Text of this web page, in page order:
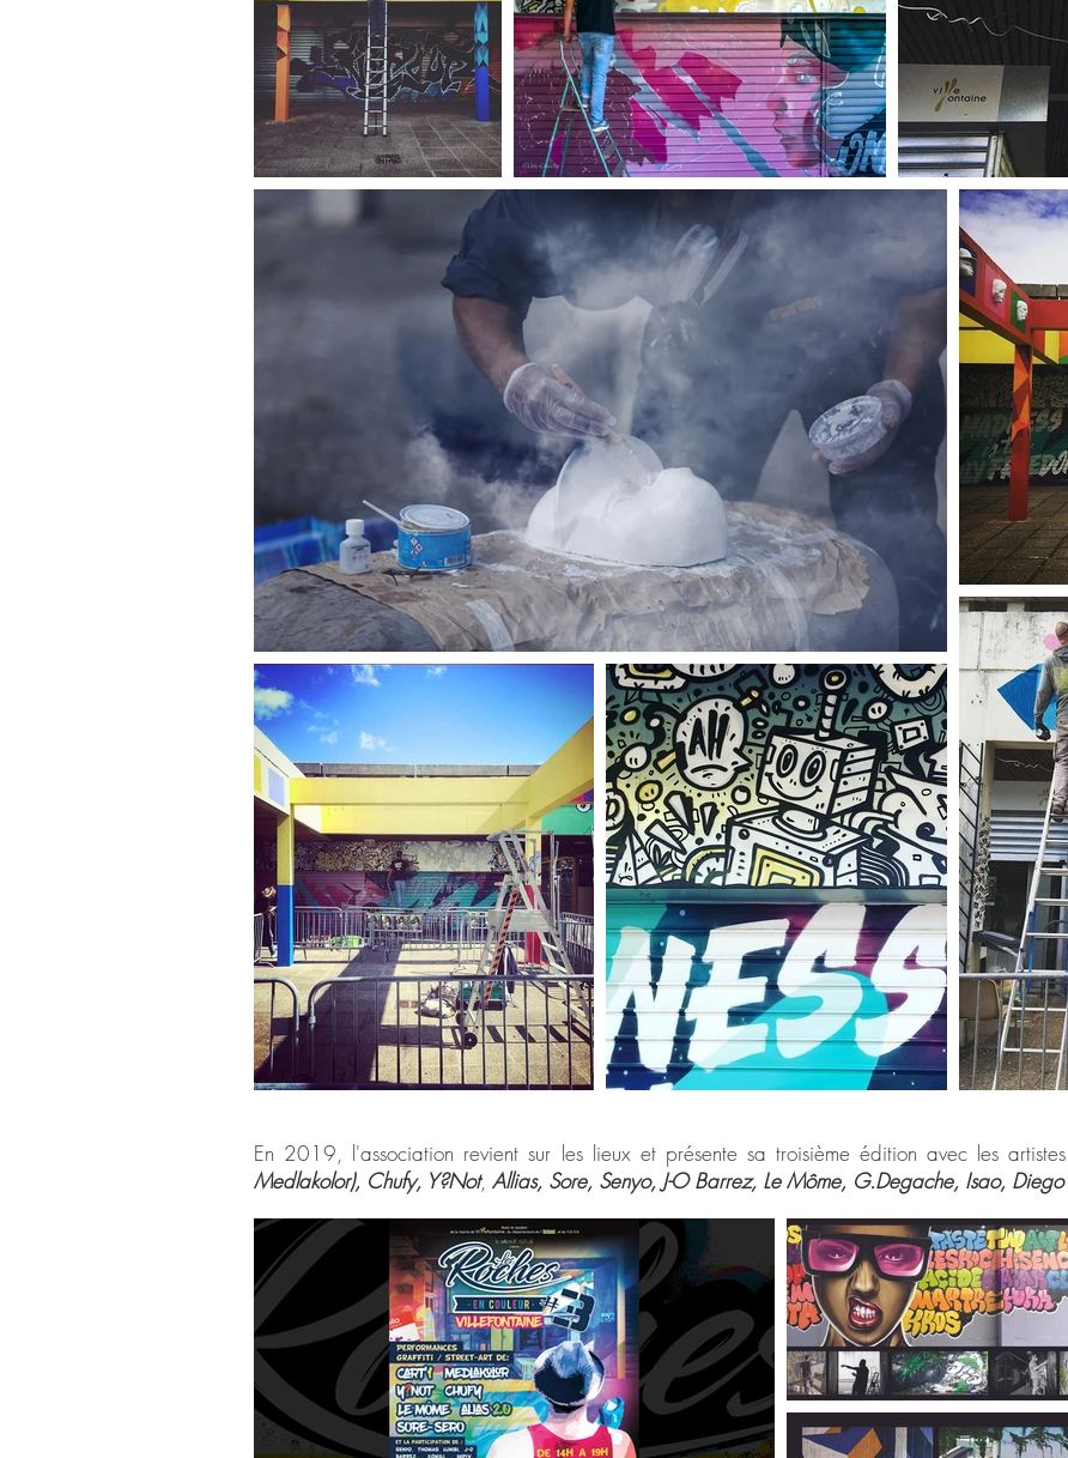
En 2019, l'association revient sur les lieux et présente sa troisième édition avec les artistes
Medlakolor), Chufy, Y?Not, Allias, Sore, Senyo, J-O Barrez, Le Môme, G.Degache, Isao, Diego